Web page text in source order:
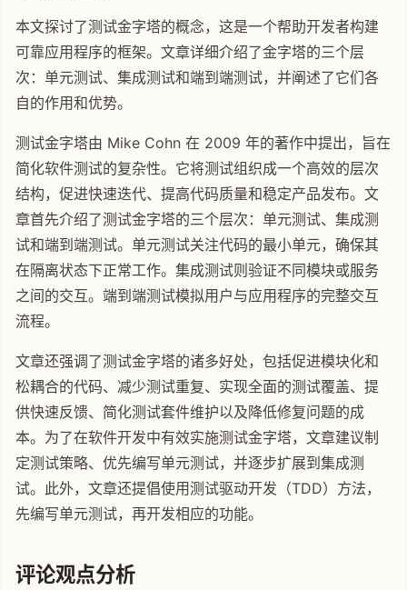
本文探讨了测试金字塔的概念，这是一个帮助开发者构建
可靠应用程序的框架。文章详细介绍了金字塔的三个层
次：单元测试、集成测试和端到端测试，并阐述了它们各
自的作用和优势。
测试金字塔由 Mike Cohn 在 2009 年的著作中提出，旨在
简化软件测试的复杂性。它将测试组织成一个高效的层次
结构，促进快速迭代、提高代码质量和稳定产品发布。文
章首先介绍了测试金字塔的三个层次：单元测试、集成测
试和端到端测试。单元测试关注代码的最小单元，确保其
在隔离状态下正常工作。集成测试则验证不同模块或服务
之间的交互。端到端测试模拟用户与应用程序的完整交互
流程。
文章还强调了测试金字塔的诸多好处，包括促进模块化和
松耦合的代码、减少测试重复、实现全面的测试覆盖、提
供快速反馈、简化测试套件维护以及降低修复问题的成
本。为了在软件开发中有效实施测试金字塔，文章建议制
定测试策略、优先编写单元测试，并逐步扩展到集成测
试。此外，文章还提倡使用测试驱动开发（TDD）方法，
先编写单元测试，再开发相应的功能。
评论观点分析